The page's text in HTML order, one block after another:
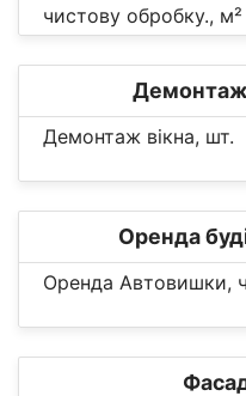
чистову обробку., м²
Демонтаж
Демонтаж вікна, шт.
Оренда
Оренда Автовишки,